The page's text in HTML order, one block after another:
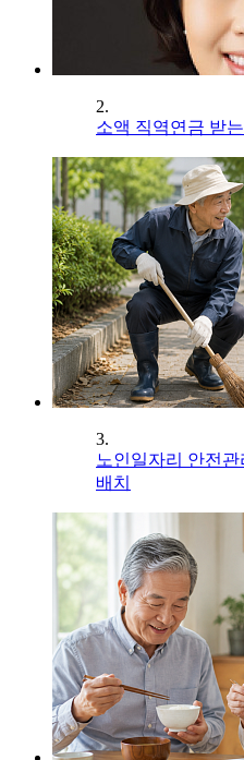
2.
소액 직역연금 받
3.
노인일자리 안전
배치